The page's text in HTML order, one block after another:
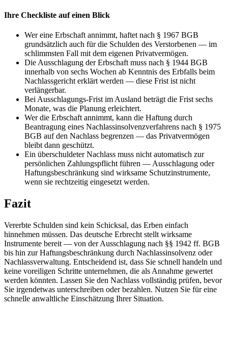
Ihre Checkliste auf einen Blick
Wer eine Erbschaft annimmt, haftet nach § 1967 BGB
grundsätzlich auch für die Schulden des Verstorbenen — im
schlimmsten Fall mit dem eigenen Privatvermögen.
Die Ausschlagung der Erbschaft muss nach § 1944 BGB
innerhalb von sechs Wochen ab Kenntnis des Erbfalls beim
Nachlassgericht erklärt werden — diese Frist ist nicht
verlängerbar.
Bei Ausschlagungs-Frist im Ausland beträgt die Frist sechs
Monate, was die Planung erleichtert.
Wer die Erbschaft annimmt, kann die Haftung durch
Beantragung eines Nachlassinsolvenzverfahrens nach § 1975
BGB auf den Nachlass begrenzen — das Privatvermögen
bleibt dann geschützt.
Ein überschuldeter Nachlass muss nicht automatisch zur
persönlichen Zahlungspflicht führen — Ausschlagung oder
Haftungsbeschränkung sind wirksame Schutzinstrumente,
wenn sie rechtzeitig eingesetzt werden.
Fazit
Vererbte Schulden sind kein Schicksal, das Erben einfach
hinnehmen müssen. Das deutsche Erbrecht stellt wirksame
Instrumente bereit — von der Ausschlagung nach §§ 1942 ff. BGB
bis hin zur Haftungsbeschränkung durch Nachlassinsolvenz oder
Nachlassverwaltung. Entscheidend ist, dass Sie schnell handeln und
keine voreiligen Schritte unternehmen, die als Annahme gewertet
werden könnten. Lassen Sie den Nachlass vollständig prüfen, bevor
Sie irgendetwas unterschreiben oder bezahlen. Nutzen Sie für eine
schnelle anwaltliche Einschätzung Ihrer Situation.